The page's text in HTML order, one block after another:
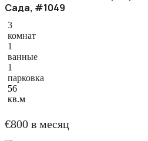
Сада, #1049
3
комнат
1
ванные
1
парковка
56
кв.м
€800 в месяц